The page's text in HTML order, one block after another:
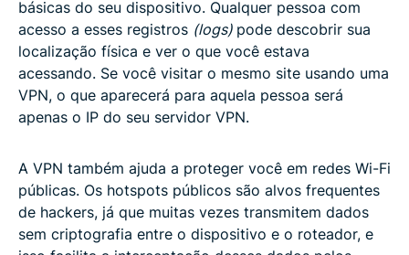
básicas do seu dispositivo. Qualquer pessoa com
acesso a esses registros (logs) pode descobrir sua
localização física e ver o que você estava
acessando. Se você visitar o mesmo site usando uma
VPN, o que aparecerá para aquela pessoa será
apenas o IP do seu servidor VPN.
A VPN também ajuda a proteger você em redes Wi-Fi
públicas. Os hotspots públicos são alvos frequentes
de hackers, já que muitas vezes transmitem dados
sem criptografia entre o dispositivo e o roteador, e